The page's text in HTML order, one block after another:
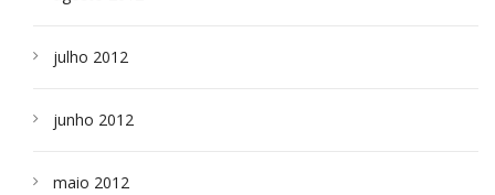
julho 2012
junho 2012
maio 2012